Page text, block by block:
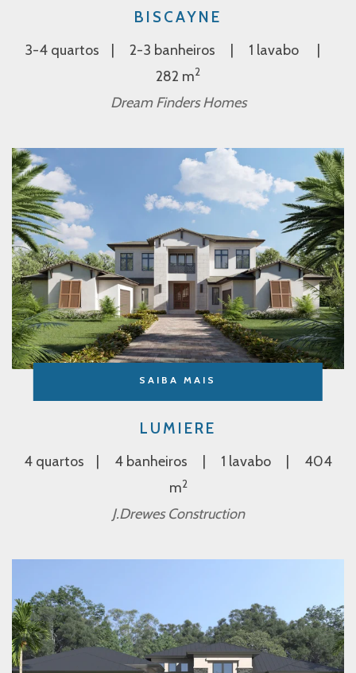
SAIBA MAIS
LUMIERE
4 quartos 4 banheiros 1 lavabo
404
m2
J.Drewes Construction
BISCAYNE
3-4 quartos 2-3 banheiros
1 lavabo
282 m2
Dream Finders Homes